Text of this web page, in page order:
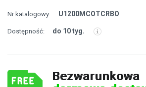
Nr katalogowy: U1200MCOTCRBO
Dostępność: do 10 tyg.
Bezwarunkowa